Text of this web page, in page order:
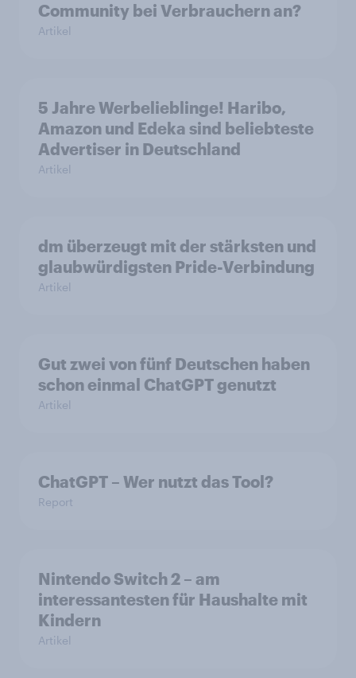
Community bei Verbrauchern an?
Artikel
5 Jahre Werbelieblinge! Haribo,
Amazon und Edeka sind beliebteste
Advertiser in Deutschland
Artikel
dm überzeugt mit der stärksten und
glaubwürdigsten Pride-Verbindung
Artikel
Gut zwei von fünf Deutschen haben
schon einmal ChatGPT genutzt
Artikel
ChatGPT – Wer nutzt das Tool?
Report
Nintendo Switch 2 – am
interessantesten für Haushalte mit
Kindern
Artikel